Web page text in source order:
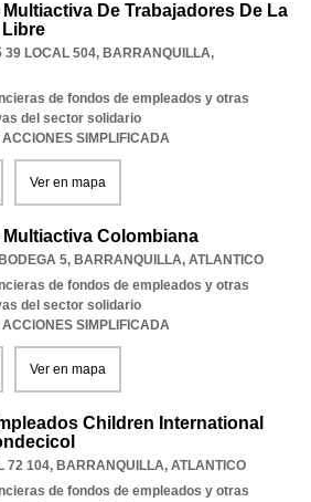
De Trabajadores De La
39 LOCAL 504, BARRANQUILLA,
de fondos de empleados y otras
del sector solidario
SIMPLIFICADA
Ver en mapa
Colombiana
5, BARRANQUILLA, ATLANTICO
de fondos de empleados y otras
del sector solidario
SIMPLIFICADA
Ver en mapa
Children International
72 104, BARRANQUILLA, ATLANTICO
de fondos de empleados y otras